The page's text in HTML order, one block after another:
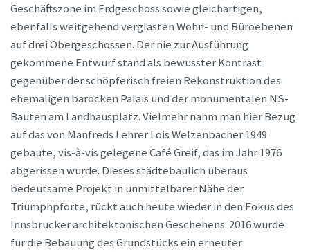
Geschäftszone im Erdgeschoss sowie gleichartigen,
ebenfalls weitgehend verglasten Wohn- und Büroebenen
auf drei Obergeschossen. Der nie zur Ausführung
gekommene Entwurf stand als bewusster Kontrast
gegenüber der schöpferisch freien Rekonstruktion des
ehemaligen barocken Palais und der monumentalen NS-
Bauten am Landhausplatz. Vielmehr nahm man hier Bezug
auf das von Manfreds Lehrer Lois Welzenbacher 1949
gebaute, vis-à-vis gelegene Café Greif, das im Jahr 1976
abgerissen wurde. Dieses städtebaulich überaus
bedeutsame Projekt in unmittelbarer Nähe der
Triumphpforte, rückt auch heute wieder in den Fokus des
Innsbrucker architektonischen Geschehens: 2016 wurde
für die Bebauung des Grundstücks ein erneuter